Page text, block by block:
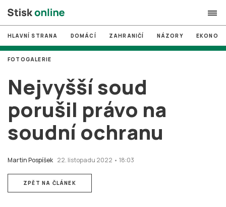
search
# MUNI
# Brno
# volby
login PŘIHLÁSIT SE
Založit nový účet
HLAVNÍ STRANA DOMÁCÍ ZAHRANIČÍ NÁZORY
Nejvyšší soud
porušil právo na
soudní ochranu
Martin Pospíšek 22. listopadu 2022 • 18:03
FOTOGALERIE
ZPĚT NA ČLÁNEK